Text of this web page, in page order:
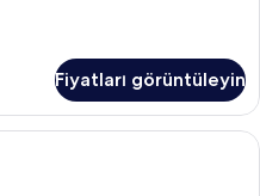
Fiyatları görüntüleyin
Executive Süit, 1 Yatak Odası |